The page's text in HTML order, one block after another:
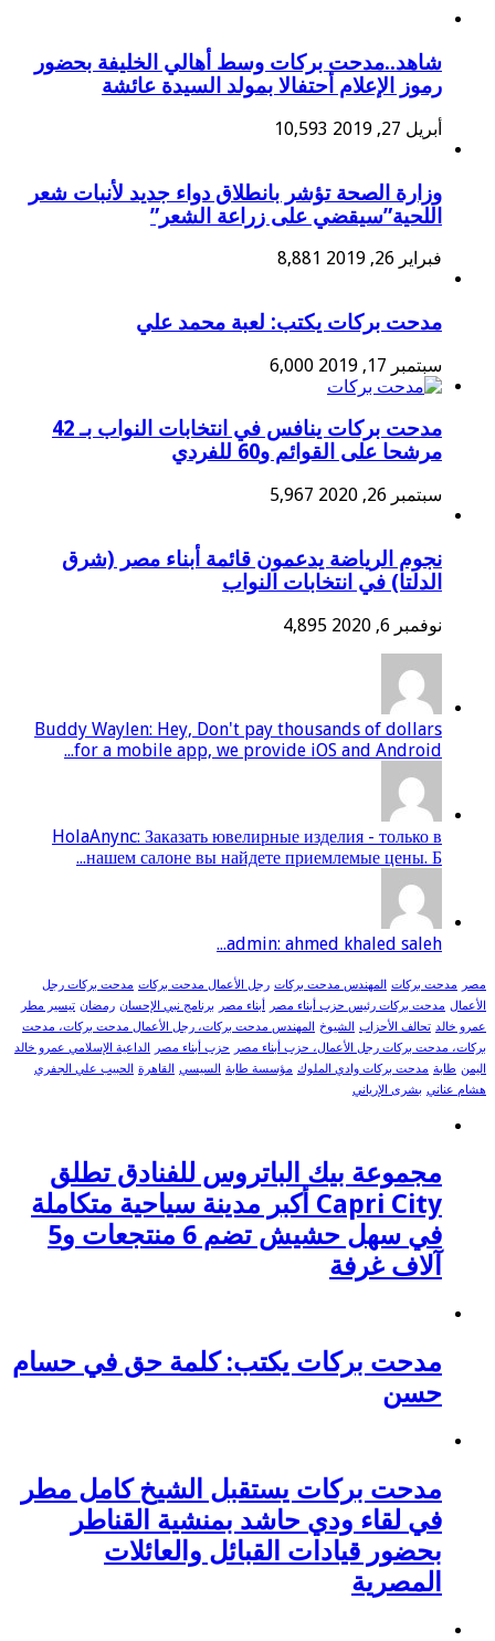
شاهد..مدحت بركات وسط أهالي الخليفة بحضور
رموز الإعلام أحتفالا بمولد السيدة عائشة
أبريل 27, 2019 10,593
وزارة الصحة تؤشر بانطلاق دواء جديد لأنبات شعر
اللحية”سيقضي على زراعة الشعر”
فبراير 26, 2019 8,881
مدحت بركات يكتب: لعبة محمد علي
سبتمبر 17, 2019 6,000
مدحت بركات ينافس في انتخابات النواب بـ 42
مرشحا على القوائم و60 للفردي
سبتمبر 26, 2020 5,967
نجوم الرياضة يدعمون قائمة أبناء مصر (شرق
الدلتا) في انتخابات النواب
نوفمبر 6, 2020 4,895
Buddy Waylen: Hey, Don't pay thousands of dollars
for a mobile app, we provide iOS and Android...
HolaAnync: Заказать ювелирные изделия - только в
нашем салоне вы найдете приемлемые цены. Б...
admin: ahmed khaled saleh...
مصر مدحت بركات المهندس مدحت بركات رجل الأعمال مدحت بركات مدحت بركات رجل
الأعمال مدحت بركات رئيس حزب أبناء مصر أبناء مصر برنامج نبي الإحسان رمضان تيسير مطر
عمرو خالد تحالف الأحزاب الشيوخ المهندس مدحت بركات، رجل الأعمال مدحت بركات، مدحت
بركات، مدحت بركات رجل الأعمال، حزب أبناء مصر
حزب أبناء مصر
الداعية الإسلامي عمرو خالد
اليمن طابة مدحت بركات وادي الملوك مؤسسة طابة السيسي القاهرة الحبيب علي الجفري
هشام عناني بشرى الإرياني
مجموعة بيك الباتروس للفنادق تطلق
Capri City أكبر مدينة سياحية متكاملة
في سهل حشيش تضم 6 منتجعات و5
آلاف غرفة
مدحت بركات يكتب: كلمة حق في حسام
حسن
مدحت بركات يستقبل الشيخ كامل مطر
في لقاء ودي حاشد بمنشية القناطر
بحضور قيادات القبائل والعائلات
المصرية